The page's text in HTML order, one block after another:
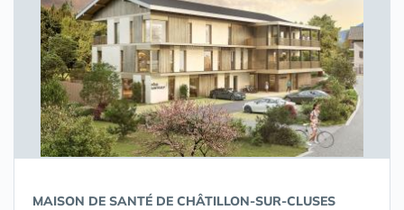
MAISON DE SANTÉ DE CHÂTILLON-SUR-CLUSES